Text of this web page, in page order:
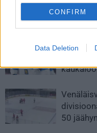
CONFIRM
Data Deletion
LIITTYVÄT ARTIKKELIT
Leijonat
50